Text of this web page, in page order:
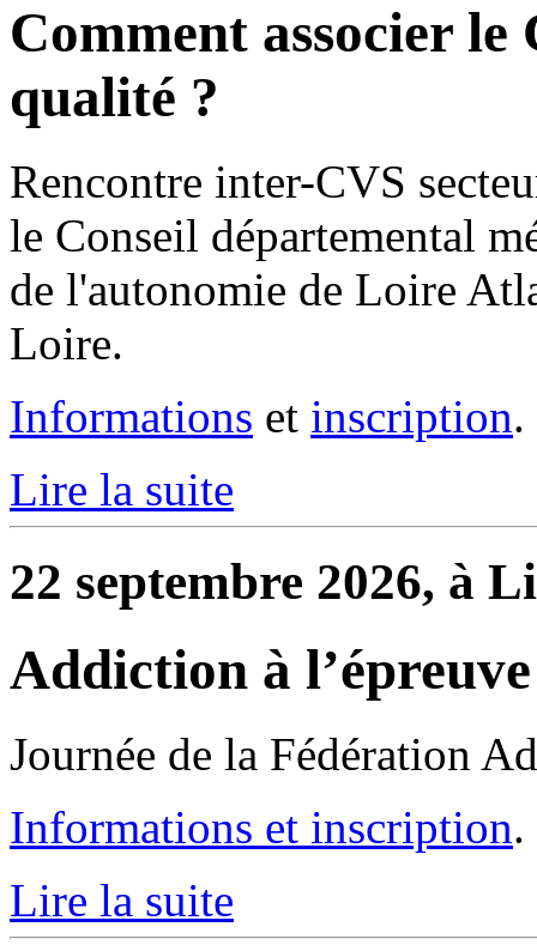
Comment associer le
qualité ?
Rencontre inter-CVS
le Conseil départemental
de l'autonomie de Loire
Loire.
Informations et inscription.
Lire la suite
22 septembre 2026, à
Addiction à
Journée de la Fédération
Informations et inscription.
Lire la suite